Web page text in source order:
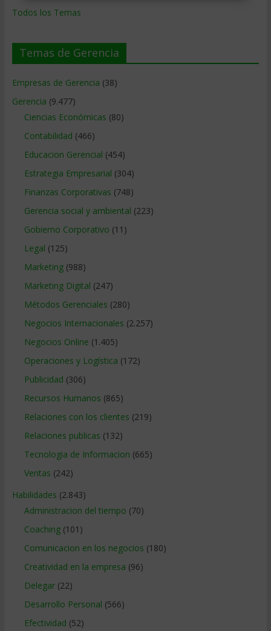
Todos los Temas
Temas de Gerencia
Empresas de Gerencia (38)
Gerencia (9.477)
Ciencias Económicas (80)
Contabilidad (466)
Educacion Gerencial (454)
Estrategia Empresarial (304)
Finanzas Corporativas (748)
Gerencia social y ambiental (223)
Gobierno Corporativo (11)
Legal (125)
Marketing(988)
Marketing Digital (247)
Métodos Gerenciales (280)
Negocios Internacionales (2.257)
Negocios Online (1.405)
Operaciones y Logística (172)
Publicidad (306)
Recursos Humanos (865)
Relaciones con los clientes (219)
Relaciones publicas (132)
Tecnologia de Informacion (665)
Ventas (242)
Habilidades (2.843)
Administracion del tiempo (70)
Coaching(101)
Comunicacion en los negocios (180)
Creatividad en la empresa (96)
Delegar(22)
Desarrollo Personal (566)
Efectividad (52)